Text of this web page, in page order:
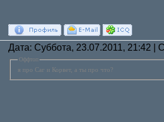
Дата: Суббота, 23.07.2011, 21:42 |
Оффтоп
я про Саг и Корвет, а ты про что?